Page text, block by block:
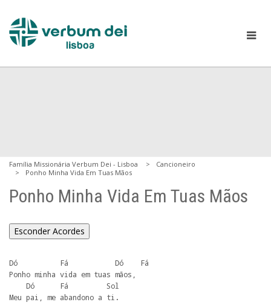
Família Missionária Verbum Dei - Lisboa
Cancioneiro
Ponho Minha Vida Em Tuas Mãos
Ponho Minha Vida Em Tuas Mãos
Esconder Acordes
Dó          Fá           Dó    Fá
Ponho minha vida em tuas mãos,
Meu pai, me abandono a ti.